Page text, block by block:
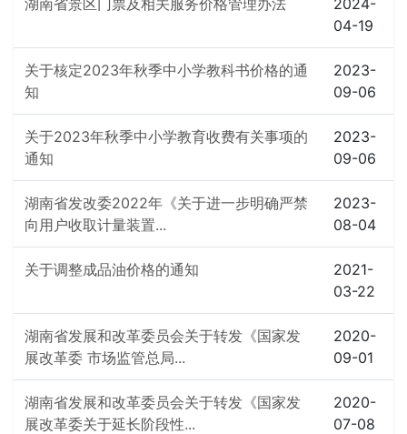
湖南省景区门票及相关服务价格管理办法
2024-
04-19
关于核定2023年秋季中小学教科书价格的通
知
2023-
09-06
关于2023年秋季中小学教育收费有关事项的
通知
2023-
09-06
湖南省发改委2022年《关于进一步明确严禁
向用户收取计量装置...
2023-
08-04
关于调整成品油价格的通知
2021-
03-22
湖南省发展和改革委员会关于转发《国家发
展改革委 市场监管总局...
2020-
09-01
湖南省发展和改革委员会关于转发《国家发
展改革委关于延长阶段性...
2020-
07-08